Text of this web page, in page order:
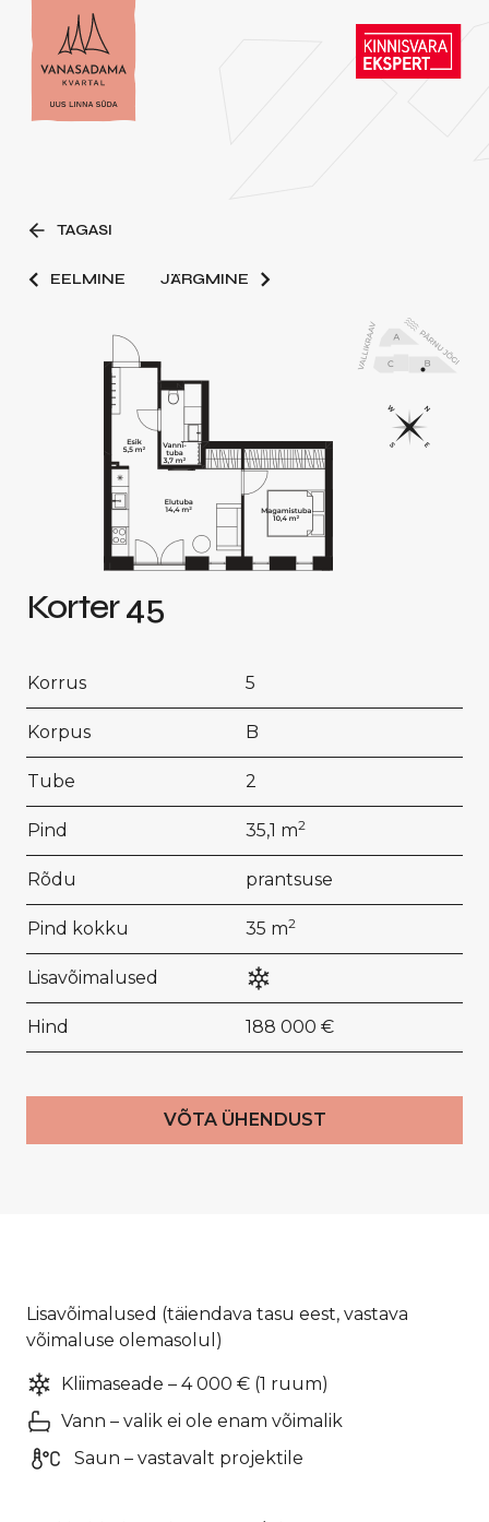
TAGASI
EELMINE JÄRGMINE
Korter 45
Korrus 5
Korpus B
Tube 2
Pind 35,1 m2
Rõdu prantsuse
Pind kokku 35 m2
Lisavõimalused
Hind 188 000 €
VÕTA ÜHENDUST
Lisavõimalused (täiendava tasu eest, vastava
võimaluse olemasolul)
Kliimaseade – 4 000 € (1 ruum)
Vann – valik ei ole enam võimalik
Saun – vastavalt projektile